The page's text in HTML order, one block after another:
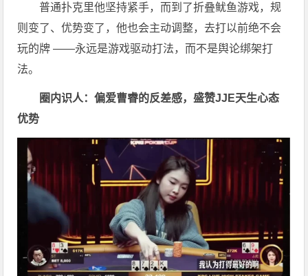
普通扑克里他坚持紧手，而到了折叠鱿鱼游戏，规
则变了、优势变了，他也会主动调整，去打以前绝不会
玩的牌 ——永远是游戏驱动打法，而不是舆论绑架打
法。
圈内识人：偏爱曹睿的反差感，盛赞JJE天生心态
优势